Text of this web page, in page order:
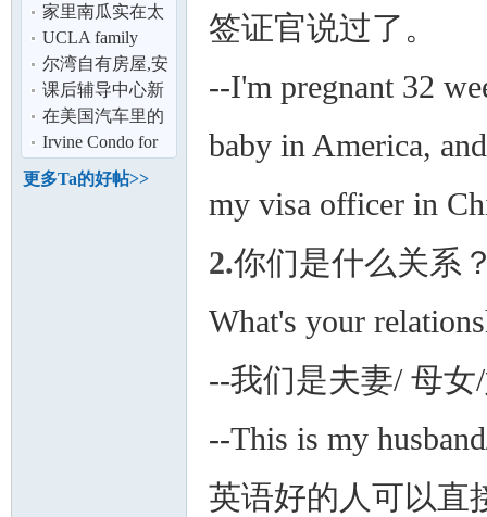
300 起！疫情
间出租
家里南瓜实在太
多了！学着炒南
瓜
UCLA family
house属于哪个学
区,有哪些好小
尔湾自有房屋,安
全稳定
课后辅导中心新
校特惠
在美国汽车里的
这些按钮都是啥
Irvine Condo for
Rent (康斗出租)
更多Ta的好帖>>
签证官说过了。
--I'm pregnant 32
baby in America,
my visa officer in
2.你们是什么关系
What's your
--我们是夫妻/ 母女
--This is my
英语好的人可以直